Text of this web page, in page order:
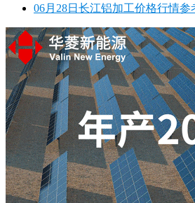
06月28日长江铝加工价格行情参